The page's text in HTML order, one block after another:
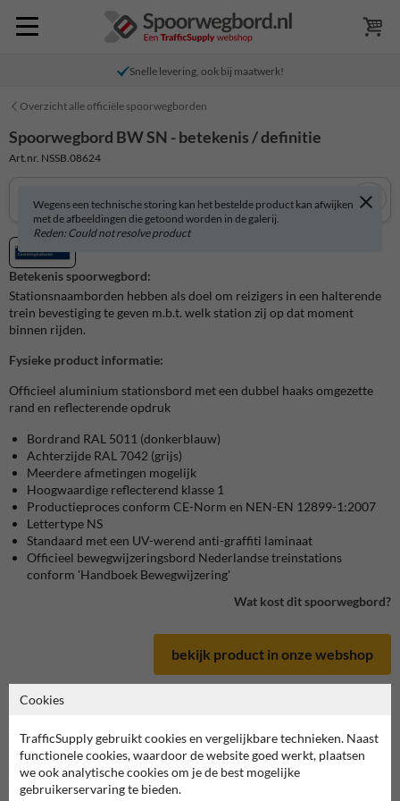
Snelle levering, ook bij maatwerk!
Overzicht alle officiële spoorwegborden
Spoorwegbord in serie BW
deze informatie printen
Spoorwegbord BW SN - betekenis / definitie
Art.nr. NSSB.08624
Wegens een technische storing kan het bestelde product kan afwijken
met de afbeeldingen die getoond worden in de galerij.
Reden: Could not resolve product
Betekenis spoorwegbord:
Stationsnaamborden hebben als doel om reizigers in een halterende
trein bevestiging te geven m.b.t. welk station zij op dat moment
binnen rijden.
Fysieke product informatie:
Officieel aluminium stationsbord met een dubbel haaks omgezette
rand en reflecterende opdruk
Bordrand RAL 5011 (donkerblauw)
Achterzijde RAL 7042 (grijs)
Meerdere afmetingen mogelijk
Hoogwaardige reflecterend klasse 1
Productieproces conform CE-Norm en NEN-EN 12899-1:2007
Lettertype NS
Standaard met een UV-werend anti-graffiti laminaat
Officieel bewegwijzeringsbord Nederlandse treinstations
conform 'Handboek Bewegwijzering'
Wat kost dit spoorwegbord?
bekijk product in onze webshop
Cookies
TrafficSupply gebruikt cookies en vergelijkbare technieken. Naast
functionele cookies, waardoor de website goed werkt, plaatsen
we ook analytische cookies om je de best mogelijke
gebruikerservaring te bieden.